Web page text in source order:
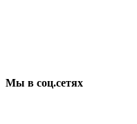
Мы в соц.сетях